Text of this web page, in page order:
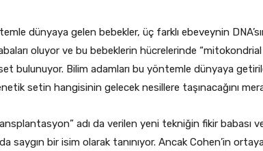
dünyaya gelen bebekler, üç farklı ebeveynin
oluyor ve bu bebeklerin hücrelerinde
bulunuyor. Bilim adamları bu yöntemle dünyaya
setin hangisinin gelecek nesillere taşınacağını
adı da verilen yeni tekniğin fikir babası
saygın bir isim olarak tanınıyor. Ancak Cohen’in